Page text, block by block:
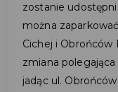
zostanie
można
Cichej i Obrońców
zmiana
jadąc ul.